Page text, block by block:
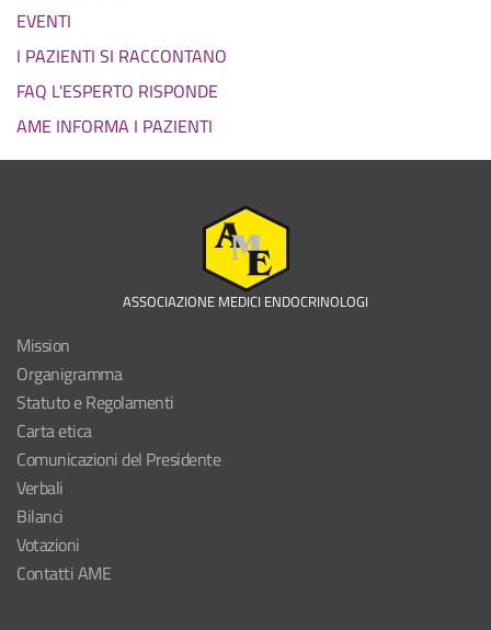
EVENTI
I PAZIENTI SI RACCONTANO
FAQ L'ESPERTO RISPONDE
AME INFORMA I PAZIENTI
ASSOCIAZIONE MEDICI ENDOCRINOLOGI
Mission
Organigramma
Statuto e Regolamenti
Carta etica
Comunicazioni del Presidente
Verbali
Bilanci
Votazioni
Contatti AME